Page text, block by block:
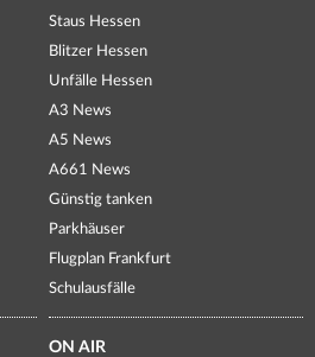
Staus Hessen
Blitzer Hessen
Unfälle Hessen
A3 News
A5 News
A661 News
Günstig tanken
Parkhäuser
Flugplan Frankfurt
Schulausfälle
ON AIR